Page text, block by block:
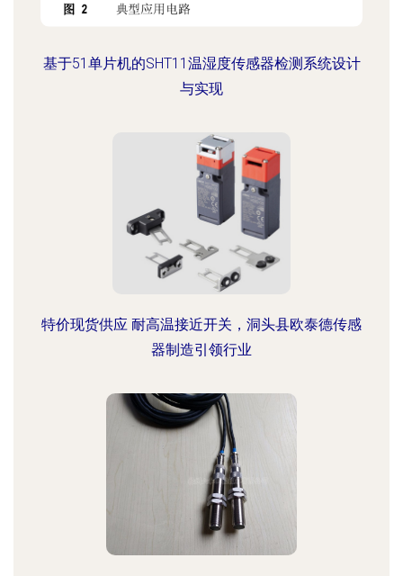
基于51单片机的SHT11温湿度传感器检测系统设计
与实现
特价现货供应 耐高温接近开关，洞头县欧泰德传感
器制造引领行业